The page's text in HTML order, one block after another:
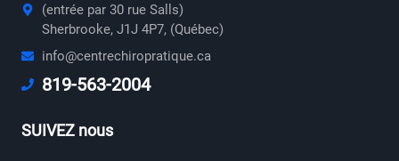
(entrée par 30 rue Salls)
Sherbrooke, J1J 4P7, (Québec)
info@centrechiropratique.ca
819-563-2004
SUIVEZ nous